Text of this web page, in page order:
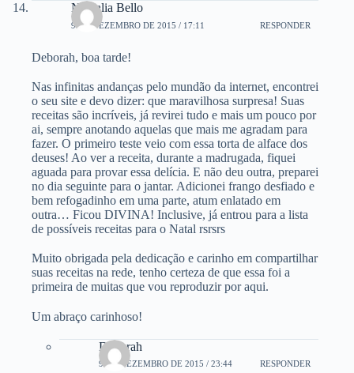
Nathalia Bello
9 DE DEZEMBRO DE 2015 / 17:11 RESPONDER
Deborah, boa tarde!
Nas infinitas andanças pelo mundão da internet, encontrei
o seu site e devo dizer: que maravilhosa surpresa! Suas
receitas são incríveis, já revirei tudo e mais um pouco por
ai, sempre anotando aquelas que mais me agradam para
fazer. O primeiro teste veio com essa torta de alface dos
deuses! Ao ver a receita, durante a madrugada, fiquei
aguada para provar essa delícia. E não deu outra, preparei
no dia seguinte para o jantar. Adicionei frango desfiado e
bem refogadinho em uma parte, atum enlatado em
outra… Ficou DIVINA! Inclusive, já entrou para a lista
de possíveis receitas para o Natal rsrsrs
Muito obrigada pela dedicação e carinho em compartilhar
suas receitas na rede, tenho certeza de que essa foi a
primeira de muitas que vou reproduzir por aqui.
Um abraço carinhoso!
Deborah
9 DE DEZEMBRO DE 2015 / 23:44 RESPONDER